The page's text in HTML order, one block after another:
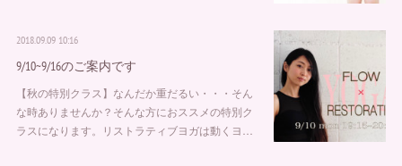
2018.09.09 10:16
9/10~9/16のご案内です
【秋の特別クラス】なんだか重だるい・・・そん
な時ありませんか？そんな方におススメの特別ク
ラスになります。リストラティブヨガは動くヨ…